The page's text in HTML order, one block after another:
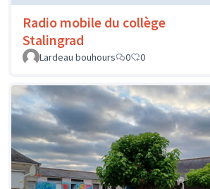
Radio mobile du collège
Stalingrad
Lardeau bouhours
0 0